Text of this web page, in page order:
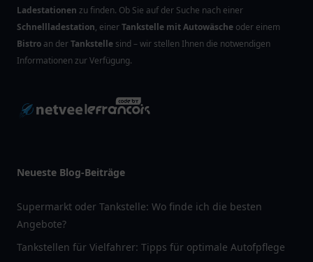
Ladestationen zu finden. Ob Sie auf der Suche nach einer
Schnellladestation, einerTankstelle mit Autowäsche oder einem
Bistro an derTankstelle sind – wir stellen Ihnen die notwendigen
Informationen zur Verfügung.
Neueste Blog-Beiträge
Supermarkt oder Tankstelle: Wo finde ich die besten
Angebote?
Tankstellen für Vielfahrer: Tipps für optimale Autofpflege